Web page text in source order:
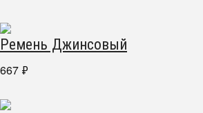
Ремень Джинсовый
667 ₽